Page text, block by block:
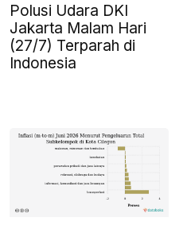
Polusi Udara DKI
Jakarta Malam Hari
(27/7) Terparah di
Indonesia